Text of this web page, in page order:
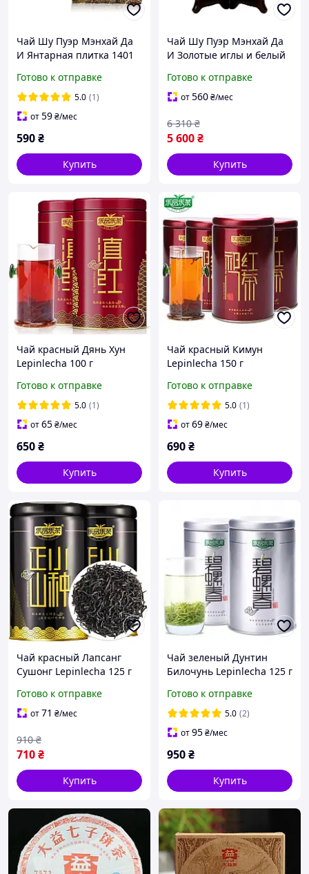
Чай Шу Пуэр Мэнхай Да
И Янтарная плитка 1401
Готово к отправке
5.0 (1)
от59₴/мес
590₴
Купить
Чай Шу Пуэр Мэнхай Да
И Золотые иглы и белый
Готово к отправке
от560₴/мес
5 600₴
6 310 ₴
Купить
Чай красный Дянь Хун
Lepinlecha 100 г
Готово к отправке
5.0 (1)
от65₴/мес
650₴
Купить
Чай красный Кимун
Lepinlecha 150 г
Готово к отправке
5.0 (1)
от69₴/мес
690₴
Купить
Чай красный Лапсанг
Сушонг Lepinlecha 125 г
Готово к отправке
от71 ₴/мес
710₴
910 ₴
Купить
Чай зеленый Дунтин
Билочунь Lepinlecha 125 г
Готово к отправке
5.0 (2)
от95₴/мес
950₴
Купить